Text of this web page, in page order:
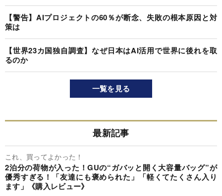
【警告】AIプロジェクトの60％が断念、失敗の根本原因と対
策は
【世界23カ国独自調査】なぜ日本はAI活用で世界に後れを取
るのか
一覧を見る
最新記事
これ、買ってよかった！
2泊分の荷物が入った！GUの“ガバッと開く大容量バッグ”が
優秀すぎる！「友達にも褒められた」「軽くてたくさん入り
ます」《購入レビュー》